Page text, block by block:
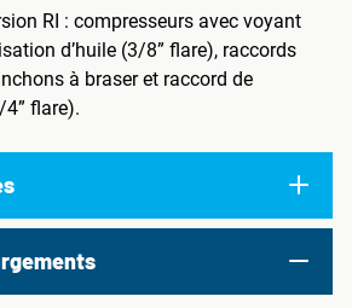
RI : compresseurs avec voyant
d’huile (3/8” flare), raccords
à braser et raccord de
4” flare).